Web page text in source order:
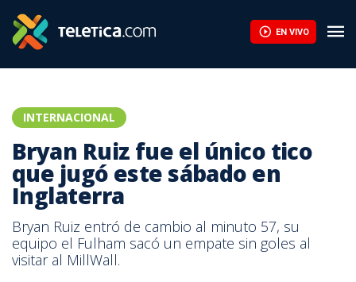
EN VIVO
INTERNACIONAL
Bryan Ruiz fue el único tico
que jugó este sábado en
Inglaterra
Bryan Ruiz entró de cambio al minuto 57, su
equipo el Fulham sacó un empate sin goles al
visitar al MillWall.
Bryan Ruiz entró de cambio al minuto 57, su equipo el Fulham sacó